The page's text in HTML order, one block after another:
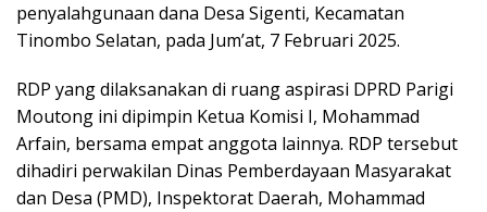
penyalahgunaan dana Desa Sigenti, Kecamatan
Tinombo Selatan, pada Jum’at, 7 Februari 2025.
RDP yang dilaksanakan di ruang aspirasi DPRD Parigi
Moutong ini dipimpin Ketua Komisi I, Mohammad
Arfain, bersama empat anggota lainnya. RDP tersebut
dihadiri perwakilan Dinas Pemberdayaan Masyarakat
dan Desa (PMD), Inspektorat Daerah, Mohammad